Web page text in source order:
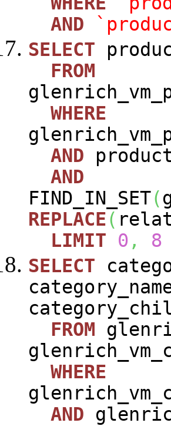
AND
SELECT
FROM
WHERE
AND
AND
FIND_IN_SET(
REPLACE(
LIMIT
0 ,
8
SELECT
FROM
WHERE
AND